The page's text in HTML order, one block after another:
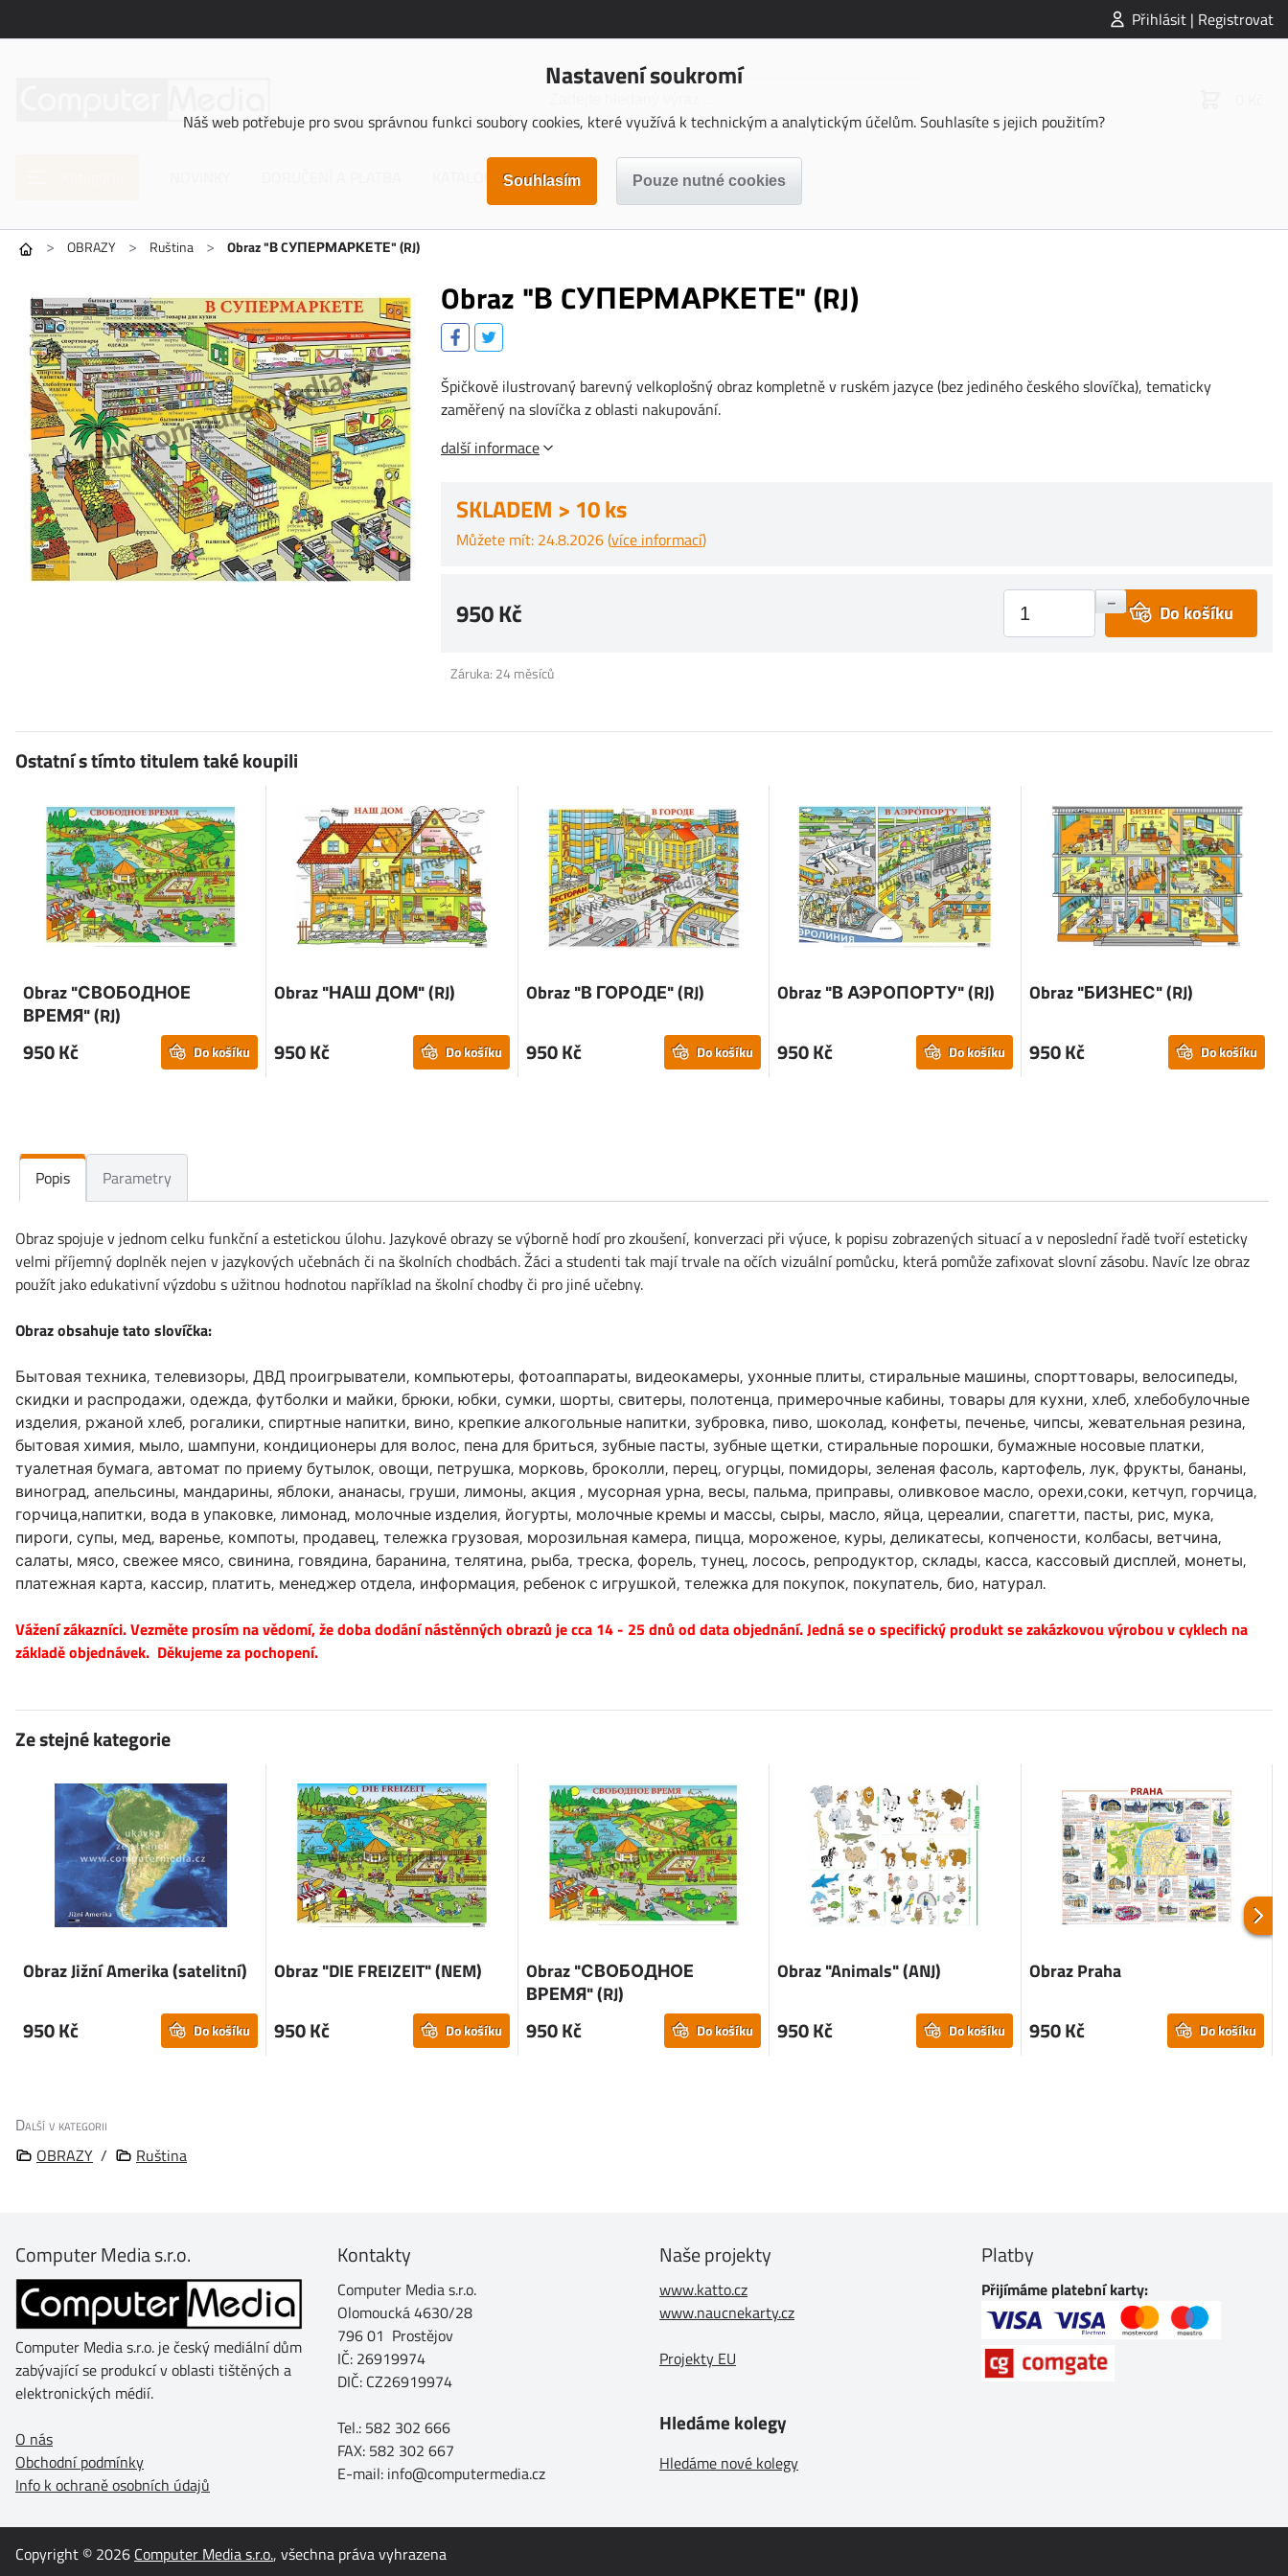
Přihlásit | Registrovat
Nastavení soukromí
Náš web potřebuje pro svou správnou funkci soubory cookies, které využívá k technickým a analytickým účelům. Souhlasíte s jejich použitím?
KATALOGY KE STAŽENÍ
> OBRAZY > Ruština > Obraz "В CУПЕРМАРКЕТЕ" (RJ)
Obraz "В CУПЕРМАРКЕТЕ" (RJ)
Špičkově ilustrovaný barevný velkoplošný obraz kompletně v ruském jazyce (bez jediného českého slovíčka), tematicky
zaměřený na slovíčka z oblasti nakupování.
další informace
SKLADEM > 10 ks
Můžete mít: 24.8.2026 (více informací)
950 Kč +
– Do košíku
Záruka: 24 měsíců
Ostatní s tímto titulem také koupili
Obraz "СВОБОДНОЕ
ВРЕМЯ" (RJ)
950 Kč Do košíku
Obraz "НАШ ДОМ" (RJ)
950 Kč Do košíku
Obraz "В ГОРОДЕ" (RJ)
950 Kč Do košíku
Obraz "В АЭРОПОРТУ" (RJ)
950 Kč Do košíku
Obraz "БИЗНЕС" (RJ)
950 Kč Do košíku
Popis Parametry
Obraz spojuje v jednom celku funkční a estetickou úlohu. Jazykové obrazy se výborně hodí pro zkoušení, konverzaci při výuce, k popisu zobrazených situací a v neposlední řadě tvoří esteticky
velmi příjemný doplněk nejen v jazykových učebnách či na školních chodbách. Žáci a studenti tak mají trvale na očích vizuální pomůcku, která pomůže zafixovat slovní zásobu. Navíc lze obraz
použít jako edukativní výzdobu s užitnou hodnotou například na školní chodby či pro jiné učebny.
Obraz obsahuje tato slovíčka:
Бытовая техника, телевизоры, ДВД проигрыватели, компьютеры, фотоаппараты, видеокамеры, ухонные плиты, стиральные машины, спорттовары, велосипеды,
скидки и распродажи, одежда, футболки и майки, брюки, юбки, сумки, шорты, свитеры, полотенца, примерочные кабины, товары для кухни, хлеб, хлебобулочные
изделия, ржаной хлеб, рогалики, спиртные напитки, вино, крепкие алкогольные напитки, зубровка, пиво, шоколад, конфеты, печенье, чипсы, жевательная резина,
бытовая химия, мыло, шампуни, кондиционеры для волос, пена для бриться, зубные пасты, зубные щетки, стиральные порошки, бумажные носовые платки,
туалетная бумага, автомат по приему бутылок, овощи, петрушка, морковь, броколли, перец, огурцы, помидоры, зеленая фасоль, картофель, лук, фрукты, бананы,
виноград, апельсины, мандарины, яблоки, ананасы, груши, лимоны, акция , мусорная урна, весы, пальма, приправы, оливковое масло, орехи,соки, кетчуп, горчица,
горчица,напитки, вода в упаковке, лимонад, молочные изделия, йогурты, молочные кремы и массы, сыры, масло, яйца, цереалии, спагетти, пасты, рис, мука,
пироги, супы, мед, варенье, компоты, продавец, тележка грузовая, морозильная камера, пицца, мороженое, куры, деликатесы, копчености, колбасы, ветчина,
салаты, мясо, свежее мясо, свинина, говядина, баранина, телятина, рыба, треска, форель, тунец, лосось, репродуктор, склады, касса, кассовый дисплей, монеты,
платежная карта, кассир, платить, менеджер отдела, информация, ребенок с игрушкой, тележка для покупок, покупатель, био, натурал.
Vážení zákazníci. Vezměte prosím na vědomí, že doba dodání nástěnných obrazů je cca 14 - 25 dnů od data objednání. Jedná se o specifický produkt se zakázkovou výrobou v cyklech na
základě objednávek. Děkujeme za pochopení.
Ze stejné kategorie
Obraz Jižní Amerika (satelitní)
950 Kč Do košíku
Obraz "DIE FREIZEIT" (NEM)
950 Kč Do košíku
Obraz "СВОБОДНОЕ
ВРЕМЯ" (RJ)
950 Kč Do košíku
Obraz "Animals" (ANJ)
950 Kč Do košíku
Obraz Praha
950 Kč Do košíku
Další v kategorii
OBRAZY / Ruština
Computer Media s.r.o.
Computer Media s.r.o. je český mediální dům
zabývající se produkcí v oblasti tištěných a
elektronických médií.
O nás
Obchodní podmínky
Info k ochraně osobních údajů
Kontakty
Computer Media s.r.o.
Olomoucká 4630/28
796 01 Prostějov
IČ: 26919974
DIČ: CZ26919974
Tel.: 582 302 666
FAX: 582 302 667
E-mail: info@computermedia.cz
Naše projekty
www.katto.cz
www.naucnekarty.cz
Projekty EU
Hledáme kolegy
Hledáme nové kolegy
Platby
Přijímáme platební karty:
Copyright © 2026 Computer Media s.r.o., všechna práva vyhrazena